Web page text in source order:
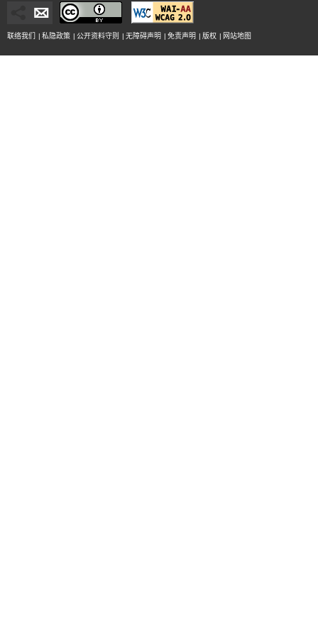
联络我们 | 私隐政策 | 公开资料守则 | 无障碍声明 | 免责声明 | 版权 | 网站地图